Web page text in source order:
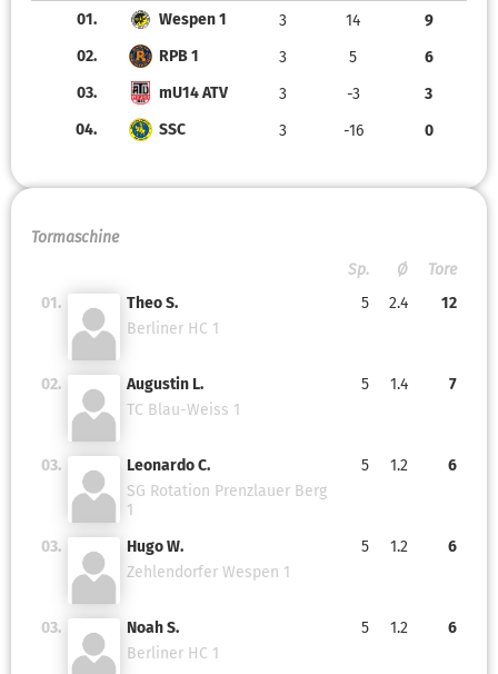
01.
Wespen 1 3 14
9
02.
RPB 1 3 5
6
03.
mU14 ATV 3 -3
3
04.
SSC 3 -16 0
Tormaschine
Sp.
Ø
Tore
01.
Theo S.
Berliner HC 1
5 2.4 12
02.
Augustin L.
TC Blau-Weiss 1
5 1.4 7
03.
Leonardo C.
SG Rotation Prenzlauer Berg
1
5 1.2 6
03.
Hugo W.
Zehlendorfer Wespen 1
5 1.2 6
03.
Noah S.
Berliner HC 1
5 1.2 6